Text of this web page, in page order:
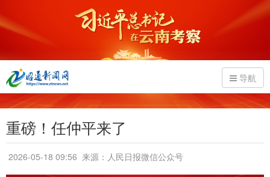
导航
重磅！任仲平来了
2026-05-18 09:56 来源：人民日报微信公众号